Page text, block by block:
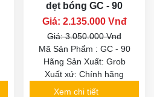
dẹt bóng GC - 90
Giá: 2.135.000 Vnđ
Giá: 3.050.000 Vnđ
Mã Sản Phẩm : GC - 90
Hãng Sản Xuất: Grob
Xuất xứ: Chính hãng
Xem chi tiết